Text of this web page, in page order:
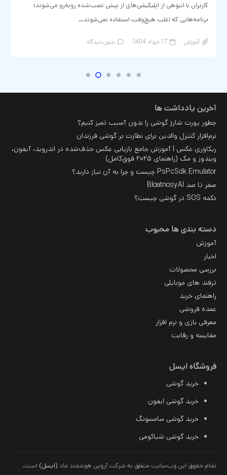
کاربران با انبوهی از اپلیکیشن‌های از پیش نصب‌شده روبه‌رو می‌شوند؛
برنامه‌هایی که اغلب هیچ‌وقت استفاده نمی‌شوند…
آموزش 17 خرداد 1404 بدون دیدگاه
آخرین یادداشت ها
چطور پورت شارژ گوشی را بدون آسیب تمیز کنیم؟
نرم‌افزار کنترل والدین برای نظارت بر گوشی فرزندان
ریکاوری عکس | آموزش جامع بازیابی عکس حذف‌شده در اندروید، آیفون،
ویندوز و مک (راهنمای ۲۰۲۵ فوق‌کامل)
PsPcSdk Emulator چیست و چرا به آن نیاز دارید؟
صفر تا صد BloatnosyAI
دکمه SOS در گوشی چیست؟
دسته بندی ها محبوب
آموزش
اخبار
بررسی محصولات
ترفند های موبایلی
راهنمای خرید
عمده فروشی
معرفی بازی و نرم افزار
مقایسه و رقابت
فروشگاه ایسل
خرید گوشی
خرید گوشی ایفون
خرید گوشی سامسونگ
خریدگوشی شیائومی
تمام حقوق این وب‌سایت متعلق به شرکت آروین هوشمند ماد (ایسل) است.